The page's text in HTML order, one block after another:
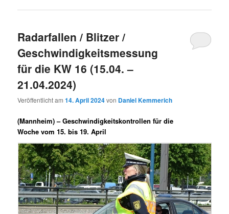
Radarfallen / Blitzer /
Geschwindigkeitsmessung
für die KW 16 (15.04. –
21.04.2024)
Veröffentlicht am14. April 2024von Daniel Kemmerich
(Mannheim) –Geschwindigkeitskontrollen für die
Woche vom 15. bis 19. April